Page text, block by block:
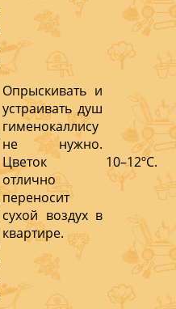
Опрыскивать и
устраивать душ
гименокаллису
не нужно.
Цветок
отлично
переносит
сухой воздух в
квартире.
10–12ºС.